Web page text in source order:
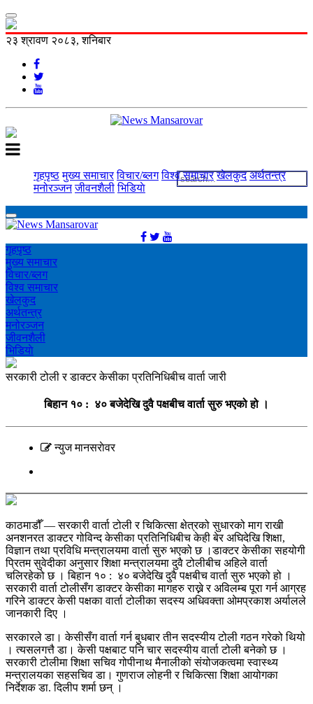
२३ श्रावण २०८३, शनिबार
गृहपृष्ठ मुख्य समाचार विचार/ब्लग विश्व समाचार खेलकुद अर्थतन्त्र
मनोरञ्‍जन जीवनशैली भिडियाे
गृहपृष्ठ
मुख्य समाचार
विचार/ब्लग
विश्व समाचार
खेलकुद
अर्थतन्त्र
मनोरञ्‍जन
जीवनशैली
भिडियाे
सरकारी टोली र डाक्टर केसीका प्रतिनिधिबीच वार्ता जारी
बिहान १० : ४० बजेदेखि दुवै पक्षबीच वार्ता सुरु भएको हो ।
न्युज मानसराेवर
काठमाडौँ — सरकारी वार्ता टोली र चिकित्सा क्षेत्रको सुधारको माग राखी
अनशनरत डाक्टर गोविन्द केसीका प्रतिनिधिबीच केही बेर अघिदेखि शिक्षा,
विज्ञान तथा प्रविधि मन्त्रालयमा वार्ता सुरु भएको छ ।डाक्टर केसीका सहयोगी
प्रितम सुवेदीका अनुसार शिक्षा मन्त्रालयमा दुवै टोलीबीच अहिले वार्ता
चलिरहेको छ । बिहान १० : ४० बजेदेखि दुवै पक्षबीच वार्ता सुरु भएको हो ।
सरकारी वार्ता टोलीसँग डाक्टर केसीका मागहरु राख्ने र अविलम्ब पूरा गर्न आग्रह
गरिने डाक्टर केसी पक्षका वार्ता टोलीका सदस्य अधिवक्ता ओमप्रकाश अर्यालले
जानकारी दिए ।
सरकारले डा। केसीसँग वार्ता गर्न बुधबार तीन सदस्यीय टोली गठन गरेको थियो
। त्यसलगत्तै डा। केसी पक्षबाट पनि चार सदस्यीय वार्ता टोली बनेको छ ।
सरकारी टोलीमा शिक्षा सचिव गोपीनाथ मैनालीको संयोजकत्वमा स्वास्थ्य
मन्त्रालयका सहसचिव डा। गुणराज लोहनी र चिकित्सा शिक्षा आयोगका
निर्देशक डा. दिलीप शर्मा छन् ।